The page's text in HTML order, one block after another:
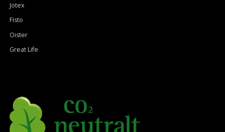
Jotex
Fisto
Oister
Great Life